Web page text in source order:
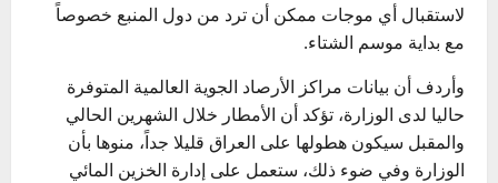
لاستقبال أي موجات ممكن أن ترد من دول المنبع خصوصاً
مع بداية موسم الشتاء.
وأردف أن بيانات مراكز الأرصاد الجوية العالمية المتوفرة
حاليا لدى الوزارة، تؤكد أن الأمطار خلال الشهرين الحالي
والمقبل سيكون هطولها على العراق قليلا جداً، منوها بأن
الوزارة وفي ضوء ذلك، ستعمل على إدارة الخزين المائي